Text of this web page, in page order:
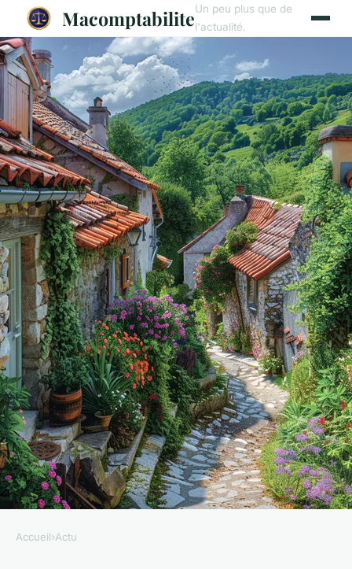
MacomptabiliteUn peu plus que de
l'actualité.
Accueil›Actu